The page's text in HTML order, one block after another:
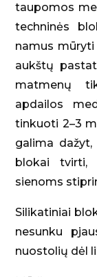
taupomos
techninės
namus mūryti
aukštų
matmenų
apdailos
tinkuoti 2–3
galima
blokai tvirti,
sienoms
Silikatiniai
nesunku
nuostolių dėl